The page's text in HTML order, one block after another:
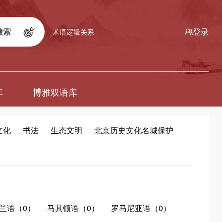
索 术语逻辑关系 登录
博雅双语库
化 书法 生态文明 北京历史文化名城保护
语（0） 马其顿语（0） 罗马尼亚语（0）